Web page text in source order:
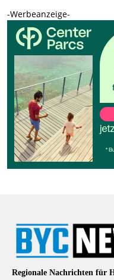
-Werbeanzeige-
Regionale Nachrichten für